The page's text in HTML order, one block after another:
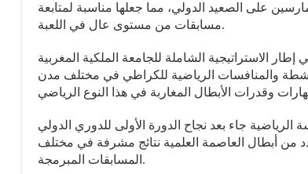
على الصعيد الدولي، مما جعلها مناسبة لمتابعة
مسابقات من مستوى عال في اللعبة.
الاستراتيجية الشاملة للجامعة الملكية المغربية
والمنافسات الرياضية للكراطي في مختلف مدن
جاء بعد نجاح الدورة الأولى للدوري الدولي
من أبطال العاصمة العلمية نتائج مشرفة في مختلف
المسابقات المبرمجة.